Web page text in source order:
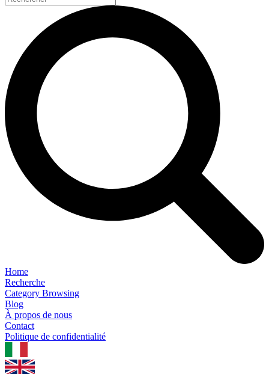
Home
Recherche
Category Browsing
Blog
À propos de nous
Contact
Politique de confidentialité